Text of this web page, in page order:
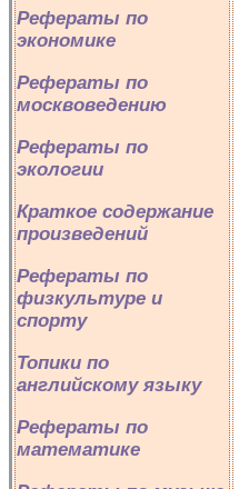
Рефераты по
экономике
Рефераты по
москвоведению
Рефераты по
экологии
Краткое содержание
произведений
Рефераты по
физкультуре и
спорту
Топики по
английскому языку
Рефераты по
математике